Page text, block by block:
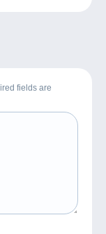
fields are